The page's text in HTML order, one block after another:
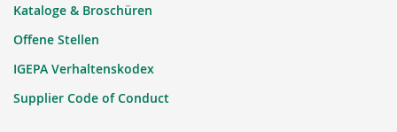
Kataloge & Broschüren
Offene Stellen
IGEPA Verhaltenskodex
Supplier Code of Conduct